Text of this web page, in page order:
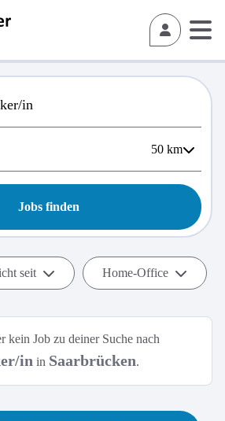
50 km
Jobs finden
seit Home-Office
kein Job zu deiner Suche nach
in in Saarbrücken.